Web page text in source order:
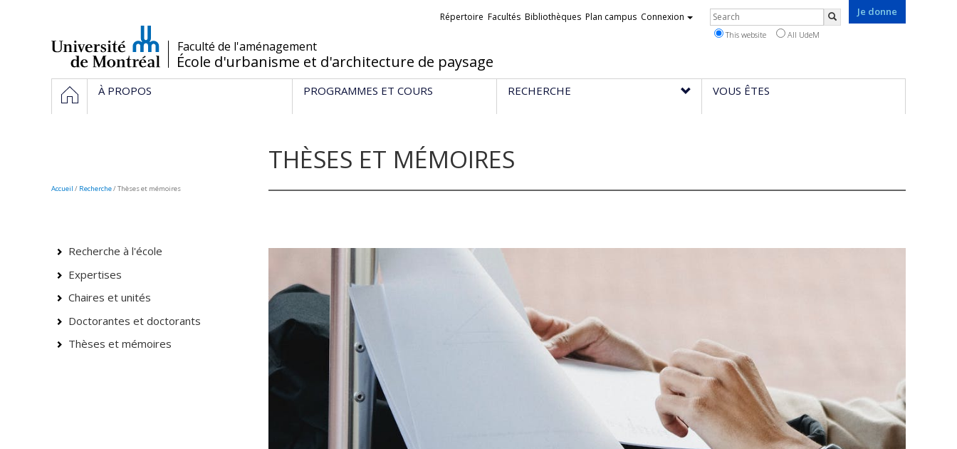
/Faculté de l'aménagement
École d'urbanisme et d'architecture de paysage
Je donne
Liens
Répertoire Facultés Bibliothèques Plan campus Connexion Rechercher
This website All UdeM
Navigation
principale
HOMEÀ PROPOS PROGRAMMES ET COURS RECHERCHE VOUS ÊTES
THÈSES ET MÉMOIRES
Accueil / Recherche/Thèses et mémoires
Recherche à l'école
Expertises
Chaires et unités
Doctorantes et doctorants
Thèses et mémoires